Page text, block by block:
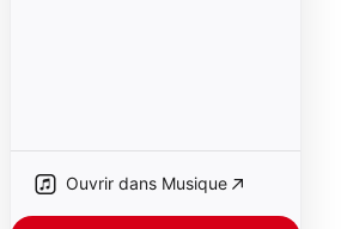
Ouvrir dans Musique